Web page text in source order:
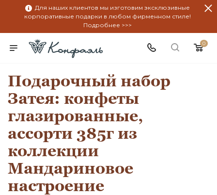
Для наших клиентов мы изготовим эксклюзивные
корпоративные подарки в любом фирменном стиле!
Подробнее >>>
0
Подарочный набор
Затея: конфеты
глазированные,
ассорти 385г из
коллекции
Мандариновое
настроение